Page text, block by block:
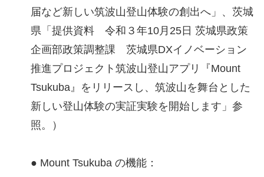
届など新しい筑波山登山体験の創出へ」、茨城
県「提供資料 令和３年10月25日 茨城県政策
企画部政策調整課 茨城県DXイノベーション
推進プロジェクト筑波山登山アプリ『Mount
Tsukuba』をリリースし、筑波山を舞台とした
新しい登山体験の実証実験を開始します」参
照。）
● Mount Tsukuba の機能：